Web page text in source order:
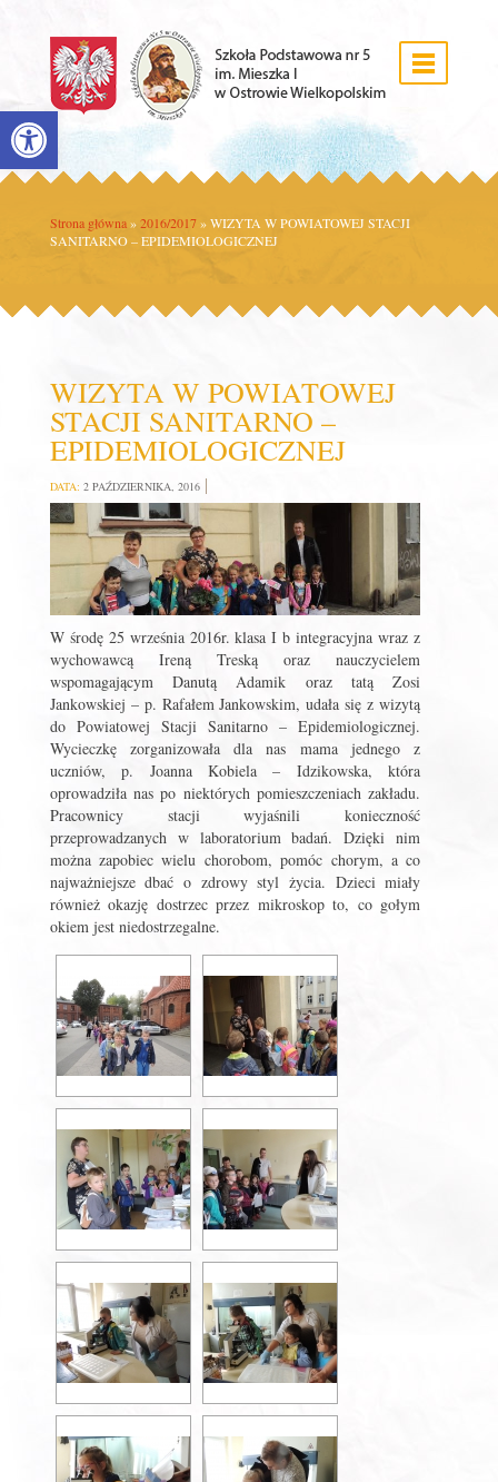
Open toolbar
Strona główna » 2016/2017 »WIZYTA W POWIATOWEJ STACJI
SANITARNO – EPIDEMIOLOGICZNEJ
WIZYTA W POWIATOWEJ
STACJI SANITARNO –
EPIDEMIOLOGICZNEJ
DATA: 2 PAŹDZIERNIKA, 2016
W środę 25 września 2016r. klasa I b integracyjna wraz z
wychowawcą Ireną Treską oraz nauczycielem
wspomagającym Danutą Adamik oraz tatą Zosi
Jankowskiej – p. Rafałem Jankowskim, udała się z wizytą
do Powiatowej Stacji Sanitarno – Epidemiologicznej.
Wycieczkę zorganizowała dla nas mama jednego z
uczniów, p. Joanna Kobiela – Idzikowska, która
oprowadziła nas po niektórych pomieszczeniach zakładu.
Pracownicy stacji wyjaśnili konieczność
przeprowadzanych w laboratorium badań. Dzięki nim
można zapobiec wielu chorobom, pomóc chorym, a co
najważniejsze dbać o zdrowy styl życia. Dzieci miały
również okazję dostrzec przez mikroskop to, co gołym
okiem jest niedostrzegalne.